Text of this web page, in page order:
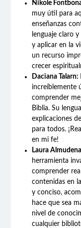
Nikole
muy útil para
enseñanzas
lenguaje claro
y aplicar en la
un recurso
crecer
Daciana Talarn:
increíblemente
comprender
Biblia. Su
explicaciones
para todos.
en mi fe!
Laura
herramienta
comprender
contenidas en
y conciso,
hace que sea
nivel de
cualquier